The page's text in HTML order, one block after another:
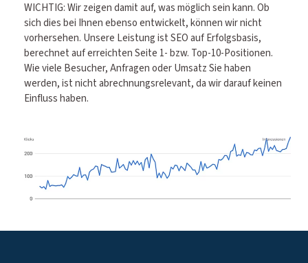
WICHTIG: Wir zeigen damit auf, was möglich sein kann. Ob
sich dies bei Ihnen ebenso entwickelt, können wir nicht
vorhersehen. Unsere Leistung ist SEO auf Erfolgsbasis,
berechnet auf erreichten Seite 1- bzw. Top-10-Positionen.
Wie viele Besucher, Anfragen oder Umsatz Sie haben
werden, ist nicht abrechnungsrelevant, da wir darauf keinen
Einfluss haben.